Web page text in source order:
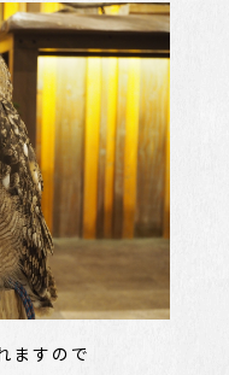
ますので